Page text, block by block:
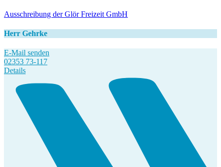
Ausschreibung der Glör Freizeit GmbH
Herr Gehrke
E-Mail senden
02353 73-117
Details